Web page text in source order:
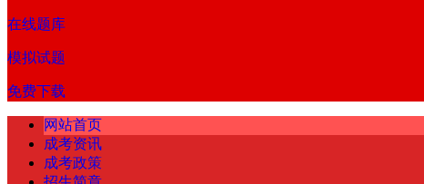
在线题库
模拟试题
免费下载
网站首页
成考资讯
成考政策